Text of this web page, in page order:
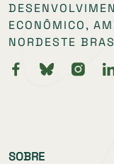
ECONÔMICO,
NORDESTE
SOBRE